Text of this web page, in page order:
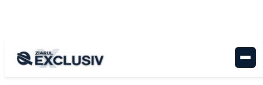
Educație, Stiri la zi